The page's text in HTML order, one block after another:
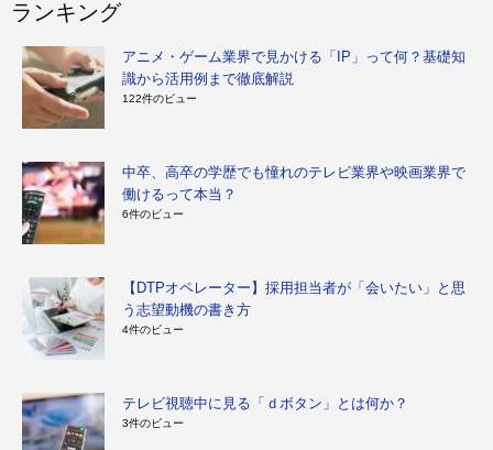
ランキング
アニメ・ゲーム業界で見かける「IP」って何？基礎知
識から活用例まで徹底解説
122件のビュー
中卒、高卒の学歴でも憧れのテレビ業界や映画業界で
働けるって本当？
6件のビュー
【DTPオペレーター】採用担当者が「会いたい」と思
う志望動機の書き方
4件のビュー
テレビ視聴中に見る「ｄボタン」とは何か？
3件のビュー